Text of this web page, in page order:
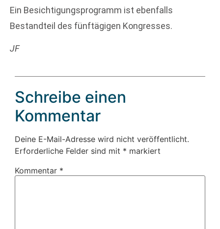
Ein Besichtigungsprogramm ist ebenfalls
Bestandteil des fünftägigen Kongresses.
JF
Schreibe einen
Kommentar
Deine E-Mail-Adresse wird nicht veröffentlicht.
Erforderliche Felder sind mit * markiert
Kommentar *